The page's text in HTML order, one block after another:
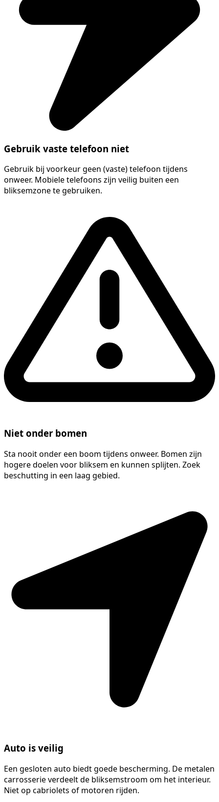
Gebruik vaste telefoon niet
Gebruik bij voorkeur geen (vaste) telefoon tijdens
onweer. Mobiele telefoons zijn veilig buiten een
bliksemzone te gebruiken.
Niet onder bomen
Sta nooit onder een boom tijdens onweer. Bomen zijn
hogere doelen voor bliksem en kunnen splijten. Zoek
beschutting in een laag gebied.
Auto is veilig
Een gesloten auto biedt goede bescherming. De metalen
carrosserie verdeelt de bliksemstroom om het interieur.
Niet op cabriolets of motoren rijden.